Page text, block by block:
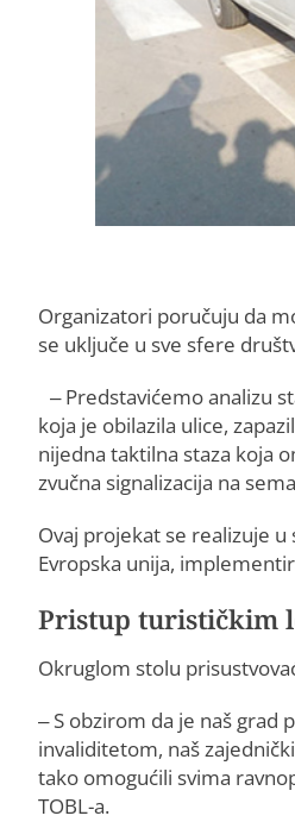
Organizatori poručuju da
se uključe u sve sfere
– Predstavićemo analizu
koja je obilazila ulice,
nijedna taktilna staza koja
zvučna signalizacija na
Ovaj projekat se realizuje
Evropska unija,
Pristup turističkim
Okruglom stolu
– S obzirom da je naš grad
invaliditetom, naš
tako omogućili svima
TOBL-a.